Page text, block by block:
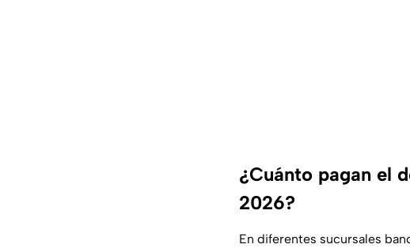
¿Cuánto pagan el
2026?
En diferentes sucursales